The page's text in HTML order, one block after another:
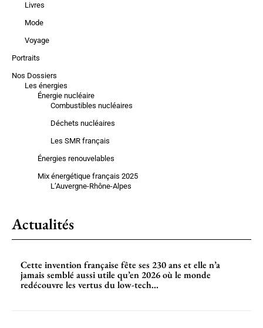
Livres
Mode
Voyage
Portraits
Nos Dossiers
Les énergies
Énergie nucléaire
Combustibles nucléaires
Déchets nucléaires
Les SMR français
Énergies renouvelables
Mix énergétique français 2025
L’Auvergne-Rhône-Alpes
Actualités
Cette invention française fête ses 230 ans et elle n’a
jamais semblé aussi utile qu’en 2026 où le monde
redécouvre les vertus du low-tech...